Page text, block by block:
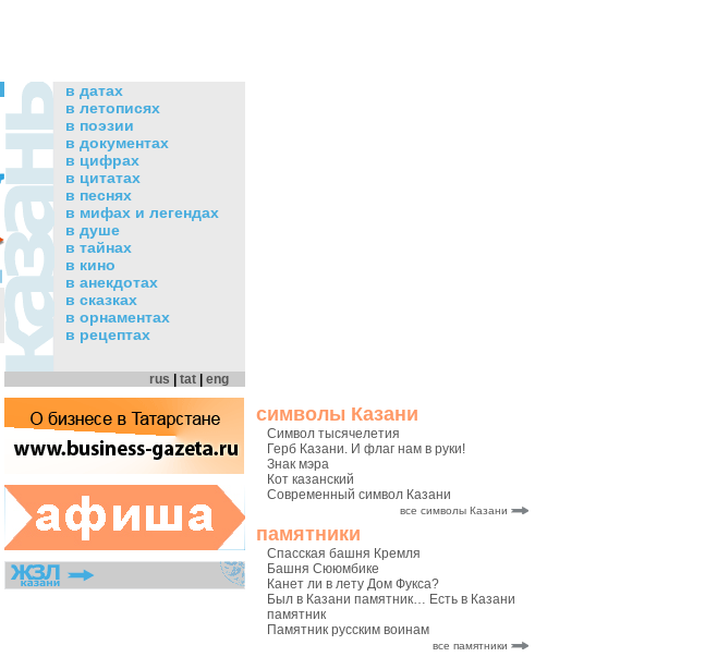
символы Казани
Символ тысячелетия
Герб Казани. И флаг нам в руки!
Знак мэра
Кот казанский
Современный символ Казани
все символы Казани
памятники
Спасская башня Кремля
Башня Сююмбике
Канет ли в лету Дом Фукса?
Был в Казани памятник… Есть в Казани
памятник
Памятник русским воинам
все памятники
в датах
в летописях
в поэзии
в документах
в цифрах
в цитатах
в песнях
в мифах и легендах
в душе
в тайнах
в кино
в анекдотах
в сказках
в орнаментах
в рецептах
rus tat eng